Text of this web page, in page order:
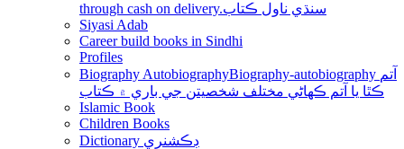
through cash on delivery.سنڌي ناول ڪتاب
Siyasi Adab
Career build books in Sindhi
Profiles
Biography AutobiographyBiography-autobiography آتم
ڪٿا يا آتم ڪھاڻي مختلف شخصيتن جي باري ۾ ڪتاب
Islamic Book
Children Books
Dictionary ڊڪشنري